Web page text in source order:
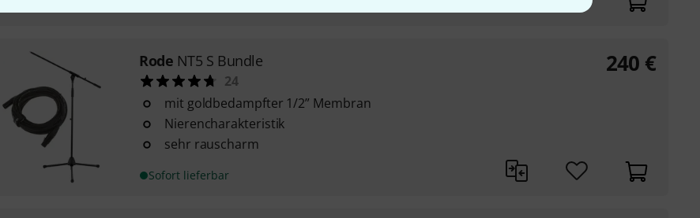
Rode NT5 S Bundle
24
mit goldbedampfter 1/2” Membran
Nierencharakteristik
sehr rauscharm
Sofort lieferbar
240 €